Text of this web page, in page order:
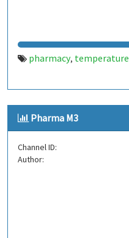
pharmacy, temperature
Pharma M3
Channel ID:
Author: